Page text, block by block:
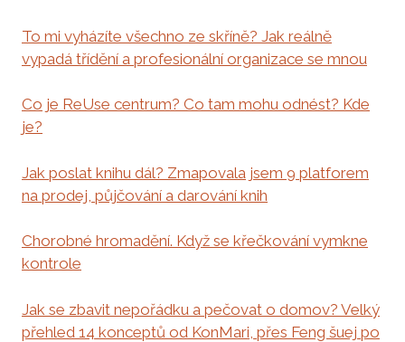
To mi vyházíte všechno ze skříně? Jak reálně
vypadá třídění a profesionální organizace se mnou
Co je ReUse centrum? Co tam mohu odnést? Kde
je?
Jak poslat knihu dál? Zmapovala jsem 9 platforem
na prodej, půjčování a darování knih
Chorobné hromadění. Když se křečkování vymkne
kontrole
Jak se zbavit nepořádku a pečovat o domov? Velký
přehled 14 konceptů od KonMari, přes Feng šuej po